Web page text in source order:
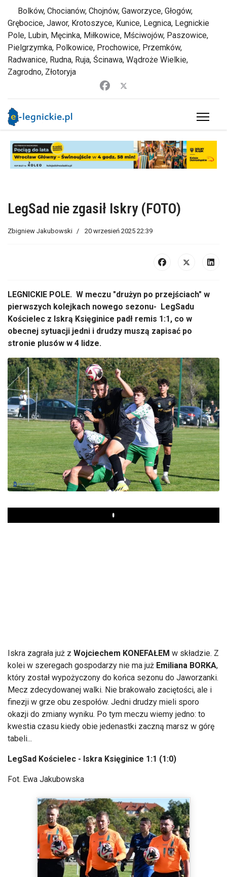
Bolków, Chocianów, Chojnów, Gaworzyce, Głogów,
Grębocice, Jawor, Krotoszyce, Kunice, Legnica, Legnickie
Pole, Lubin, Męcinka, Miłkowice, Mściwojów, Paszowice,
Pielgrzymka, Polkowice, Prochowice, Przemków,
Radwanice, Rudna, Ruja, Ścinawa, Wądroże Wielkie,
Zagrodno, Złotoryja
LegSad nie zgasił Iskry (FOTO)
Zbigniew Jakubowski 20 wrzesień 2025 22:39
LEGNICKIE POLE. W meczu "drużyn po przejściach" w
pierwszych kolejkach nowego sezonu- LegSadu
Kościelec z Iskrą Księginice padł remis 1:1, co w
obecnej sytuacji jedni i drudzy muszą zapisać po
stronie plusów w 4 lidze.
Play
Iskra zagrała już z Wojciechem KONEFAŁEM w składzie. Z
kolei w szeregach gospodarzy nie ma już Emiliana BORKA,
który został wypożyczony do końca sezonu do Jaworzanki.
Mecz zdecydowanej walki. Nie brakowało zaciętości, ale i
finezji w grze obu zespołów. Jedni drudzy mieli sporo
okazji do zmiany wyniku. Po tym meczu wiemy jedno: to
kwestia czasu kiedy obie jedenastki zaczną marsz w górę
tabeli...
LegSad Kościelec - Iskra Księginice 1:1 (1:0)
Fot. Ewa Jakubowska